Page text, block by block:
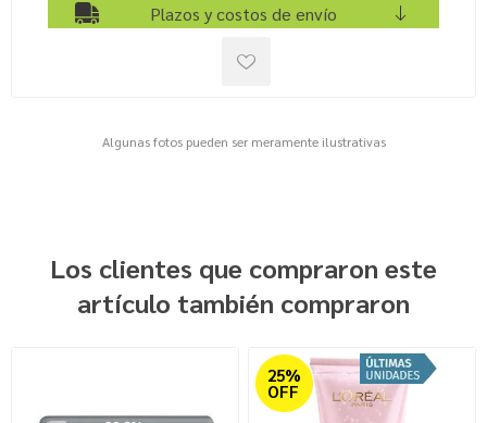
Plazos y costos de envío
Algunas fotos pueden ser meramente ilustrativas
Los clientes que compraron este
artículo también compraron
25%
OFF